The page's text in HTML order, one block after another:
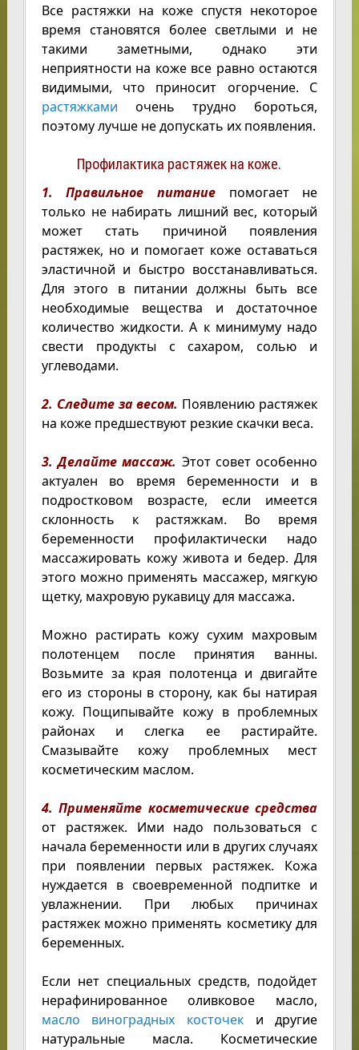
Все растяжки на коже спустя некоторое
время становятся более светлыми и не
такими заметными, однако эти
неприятности на коже все равно остаются
видимыми, что приносит огорчение. С
растяжками очень трудно бороться,
поэтому лучше не допускать их появления.
Профилактика растяжек на коже.
1. Правильное питание
помогает не
только не набирать лишний вес, который
может стать причиной появления
растяжек, но и помогает коже оставаться
эластичной и быстро восстанавливаться.
Для этого в питании должны быть все
необходимые вещества и достаточное
количество жидкости. А к минимуму надо
свести продукты с сахаром, солью и
углеводами.
2. Следите за весом. Появлению растяжек
на коже предшествуют резкие скачки веса.
3. Делайте массаж. Этот совет особенно
актуален во время беременности и в
подростковом возрасте, если имеется
склонность к растяжкам. Во время
беременности профилактически надо
массажировать кожу живота и бедер. Для
этого можно применять массажер, мягкую
щетку, махровую рукавицу для массажа.
Можно растирать кожу сухим махровым
полотенцем после принятия ванны.
Возьмите за края полотенца и двигайте
его из стороны в сторону, как бы натирая
кожу. Пощипывайте кожу в проблемных
районах и слегка ее растирайте.
Смазывайте кожу проблемных мест
косметическим маслом.
4. Применяйте косметические средства
от растяжек. Ими надо пользоваться с
начала беременности или в других случаях
при появлении первых растяжек. Кожа
нуждается в своевременной подпитке и
увлажнении. При любых причинах
растяжек можно применять косметику для
беременных.
Если нет специальных средств, подойдет
нерафинированное оливковое масло,
масло виноградных косточек и другие
натуральные масла. Косметические